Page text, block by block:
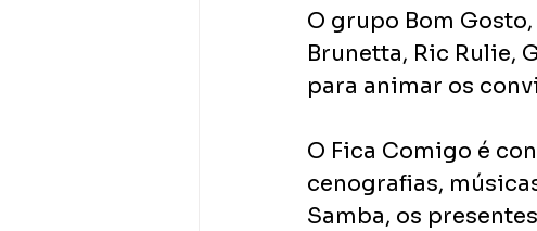
O grupo Bom
Brunetta, Ric Rulie,
para animar os
O Fica Comigo é
cenografias,
Samba, os